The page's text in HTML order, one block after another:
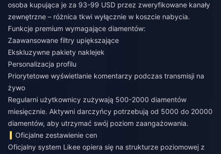
osoba kupująca je za 93-99 USD przez zweryfikowane kanały
zewnętrzne – różnica tkwi wyłącznie w koszcie nabycia.
Funkcje premium wymagające diamentów:
Zaawansowane filtry upiększające
Ekskluzywne pakiety naklejek
Personalizacja profilu
Priorytetowe wyświetlanie komentarzy podczas transmisji na
żywo
Regularni użytkownicy zużywają 500-2000 diamentów
miesięcznie. Aktywni darczyńcy potrzebują od 5000 do 20000
diamentów, aby utrzymać swój poziom zaangażowania.
Oficjalne zestawienie cen
Oficjalny system Likee opiera się na strukturze poziomowej z